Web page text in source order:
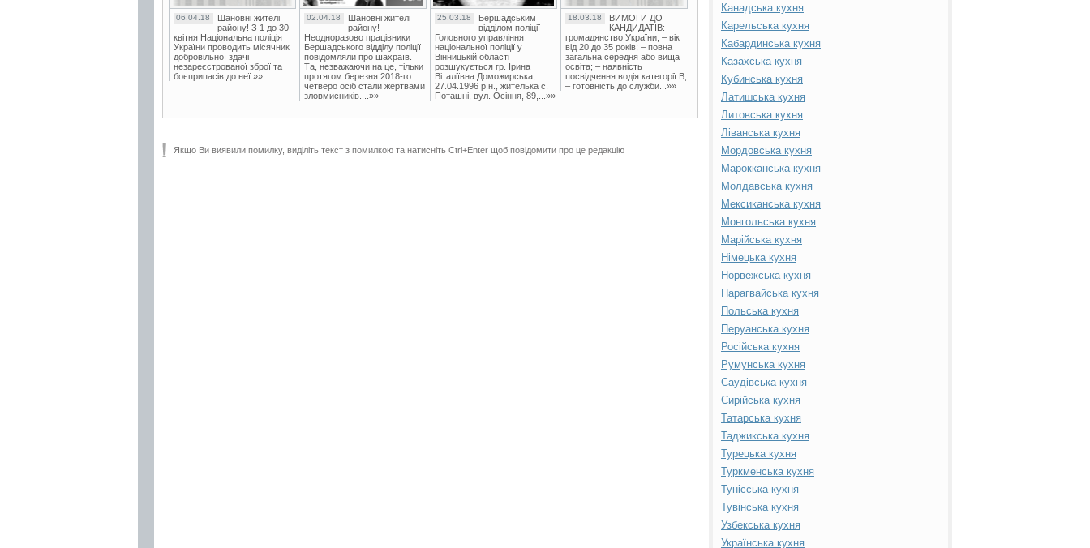
06.04.18
Шановні жителі
району! З 1 до 30
квітня Національна поліція
України проводить місячник
добровільної здачі
незареєстрованої зброї та
боєприпасів до неї.»»
02.04.18
Шановні жителі
району!
Неодноразово працівники
Бершадського відділу поліції
повідомляли про шахраїв.
Та, незважаючи на це, тільки
протягом березня 2018-го
четверо осіб стали жертвами
зловмисників....»»
25.03.18
Бершадським
відділом поліції
Головного управління
національної поліції у
Вінницькій області
розшукується гр. Ірина
Віталіївна Доможирська,
27.04.1996 р.н., жителька с.
Поташні, вул. Осіння, 89,...»»
18.03.18
ВИМОГИ ДО
КАНДИДАТІВ: –
громадянство України; – вік
від 20 до 35 років; – повна
загальна середня або вища
освіта; – наявність
посвідчення водія категорії В;
– готовність до служби...»»
Якщо Ви виявили помилку, виділіть текст з помилкою та натисніть Ctrl+Enter щоб повідомити про це редакцію
Канадська кухня
Карельська кухня
Кабардинська кухня
Казахська кухня
Кубинська кухня
Латишська кухня
Литовська кухня
Ліванська кухня
Мордовська кухня
Марокканська кухня
Молдавська кухня
Мексиканська кухня
Монгольська кухня
Марійська кухня
Німецька кухня
Норвежська кухня
Парагвайська кухня
Польська кухня
Перуанська кухня
Російська кухня
Румунська кухня
Саудівська кухня
Сирійська кухня
Татарська кухня
Таджикська кухня
Турецька кухня
Туркменська кухня
Тунісська кухня
Тувінська кухня
Узбекська кухня
Українська кухня